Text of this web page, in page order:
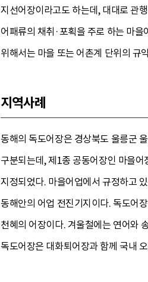
지선어장이라고도 하는데, 대대로 관
어패류의 채취·포획을 주로 하는 마
위해서는 마을 또는 어촌계 단위의 규
지역사례
동해의 독도어장은 경상북도 울릉군
구분되는데, 제1종 공동어장인 마을
지정되었다. 마을어업에서 규정하고
동해안의 어업 전진기지이다. 독도어
천혜의 어장이다. 겨울철에는 연어와
독도어장은 대화퇴어장과 함께 국내